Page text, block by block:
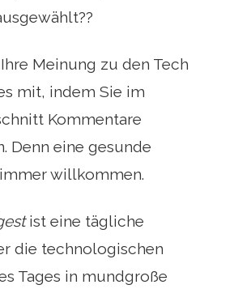
Meinung zu den Tech
mit, indem Sie im
Kommentare
Denn eine gesunde
willkommen.
ist eine tägliche
die technologischen
Tages in mundgroße